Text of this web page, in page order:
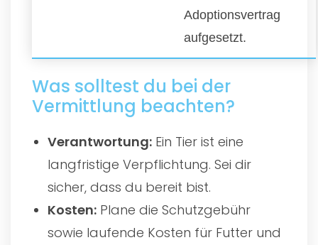
Adoptionsvertrag
aufgesetzt.
Was solltest du bei der
Vermittlung beachten?
Verantwortung: Ein Tier ist eine
langfristige Verpflichtung. Sei dir
sicher, dass du bereit bist.
Kosten: Plane die Schutzgebühr
sowie laufende Kosten für Futter und